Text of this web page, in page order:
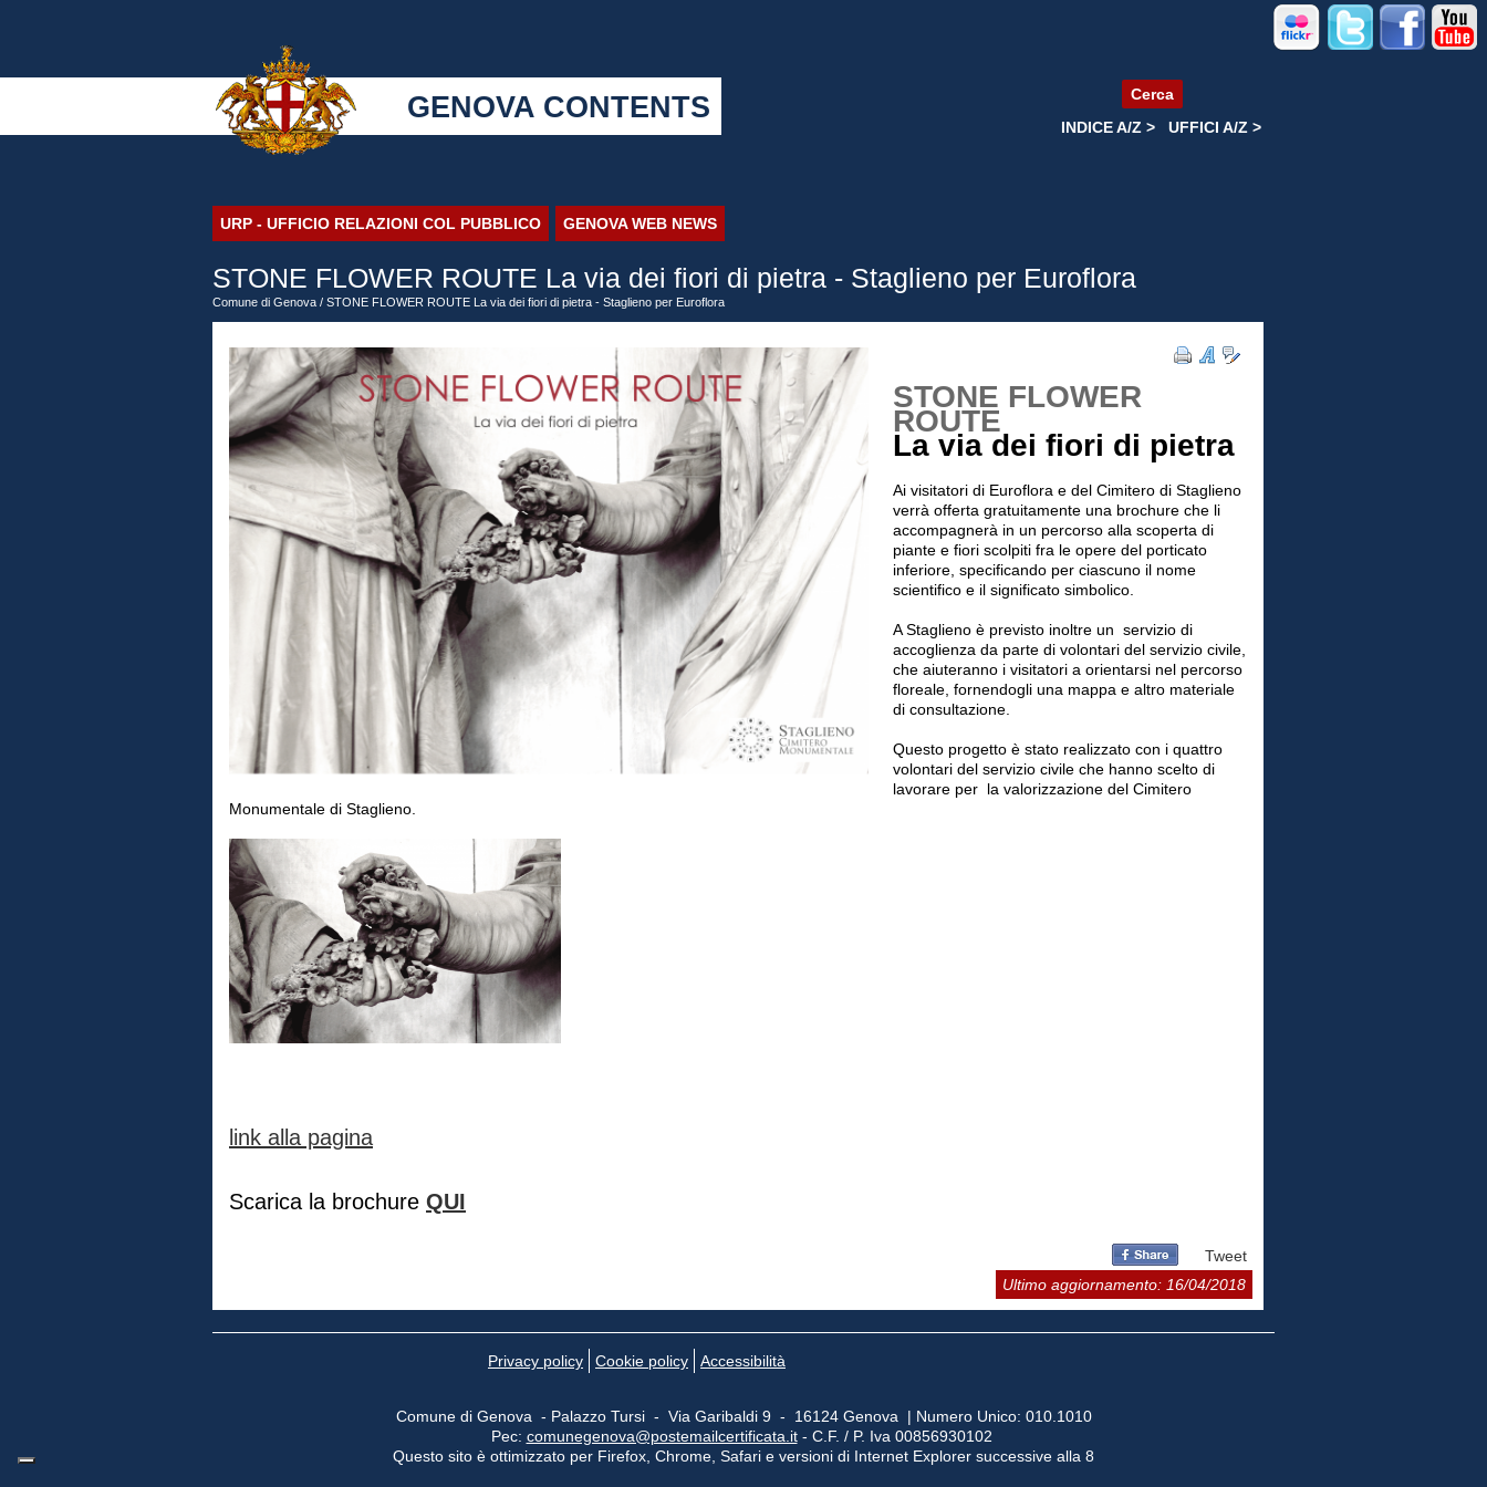
GENOVA CONTENTS
Cerca
INDICE A/Z >
UFFICI A/Z >
URP - UFFICIO RELAZIONI COL PUBBLICO GENOVA WEB NEWS
STONE FLOWER ROUTE La via dei fiori di pietra - Staglieno per Euroflora
Comune di Genova / STONE FLOWER ROUTE La via dei fiori di pietra - Staglieno per Euroflora
STONE FLOWER
ROUTE
La via dei fiori di pietra
Ai visitatori di Euroflora e del Cimitero di Staglieno
verrà offerta gratuitamente una brochure che li
accompagnerà in un percorso alla scoperta di
piante e fiori scolpiti fra le opere del porticato
inferiore, specificando per ciascuno il nome
scientifico e il significato simbolico.
A Staglieno è previsto inoltre un servizio di
accoglienza da parte di volontari del servizio civile,
che aiuteranno i visitatori a orientarsi nel percorso
floreale, fornendogli una mappa e altro materiale
di consultazione.
Questo progetto è stato realizzato con i quattro
volontari del servizio civile che hanno scelto di
lavorare per la valorizzazione del Cimitero
Monumentale di Staglieno.
link alla pagina
Scarica la brochure QUI
Tweet
Ultimo aggiornamento: 16/04/2018
Privacy policy Cookie policy Accessibilità
Comune di Genova - Palazzo Tursi - Via Garibaldi 9 - 16124 Genova | Numero Unico: 010.1010
Pec: comunegenova@postemailcertificata.it- C.F. / P. Iva 00856930102
Questo sito è ottimizzato per Firefox, Chrome, Safari e versioni di Internet Explorer successive alla 8